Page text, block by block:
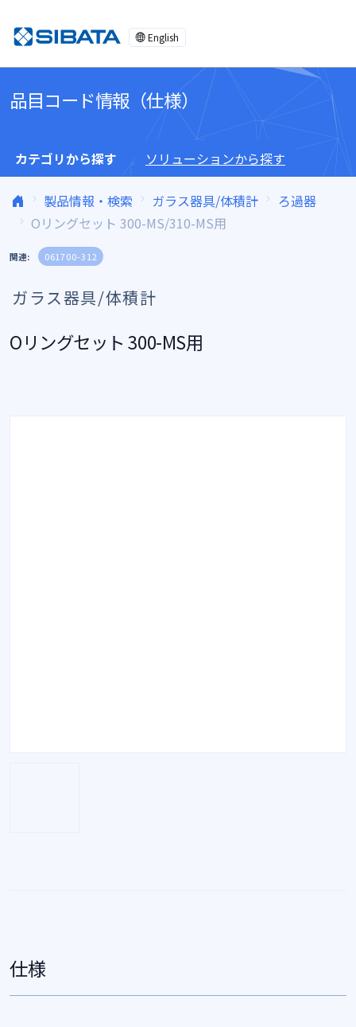
English
品目コード情報（仕様）
カテゴリから探す ソリューションから探す
製品情報・検索 ガラス器具/体積計
ろ過器
Oリングセット 300-MS/310-MS用
関連: 061700-312
ガラス器具/体積計
Oリングセット 300-MS用
仕様